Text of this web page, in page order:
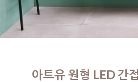
아트유 원형 LED 간